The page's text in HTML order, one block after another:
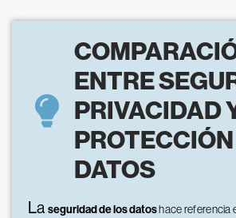
ENTRE
PRIVACIDAD
DATOS
La seguridad de los datoshace referencia